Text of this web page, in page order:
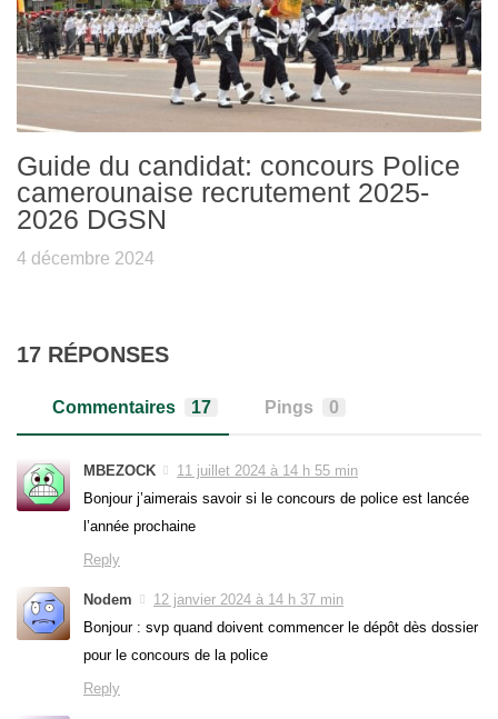
Guide du candidat: concours Police
camerounaise recrutement 2025-
2026 DGSN
4 décembre 2024
17 RÉPONSES
Commentaires 17 Pings 0
MBEZOCK
11 juillet 2024 à 14 h 55 min
Bonjour j’aimerais savoir si le concours de police est lancée
l’année prochaine
Reply
Nodem
12 janvier 2024 à 14 h 37 min
Bonjour : svp quand doivent commencer le dépôt dès dossier
pour le concours de la police
Reply